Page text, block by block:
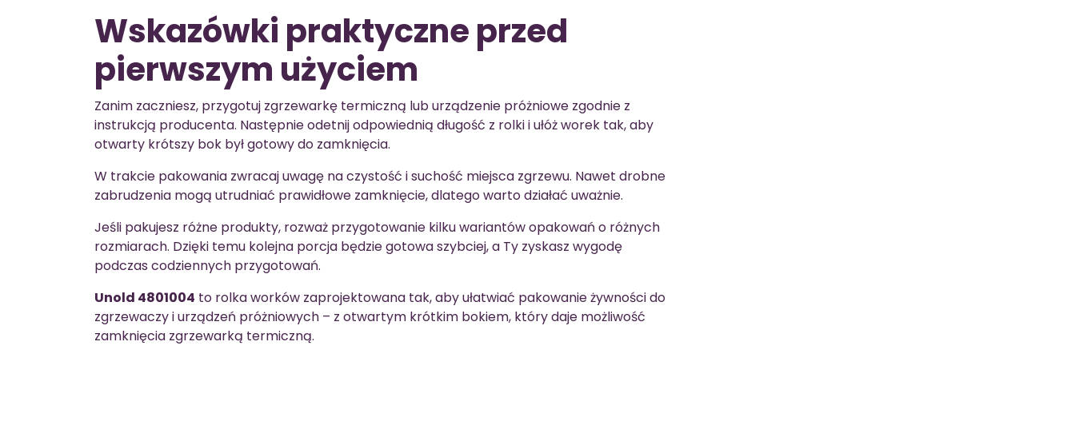
Wskazówki praktyczne przed
pierwszym użyciem
Zanim zaczniesz, przygotuj zgrzewarkę termiczną lub urządzenie próżniowe zgodnie z
instrukcją producenta. Następnie odetnij odpowiednią długość z rolki i ułóż worek tak, aby
otwarty krótszy bok był gotowy do zamknięcia.
W trakcie pakowania zwracaj uwagę na czystość i suchość miejsca zgrzewu. Nawet drobne
zabrudzenia mogą utrudniać prawidłowe zamknięcie, dlatego warto działać uważnie.
Jeśli pakujesz różne produkty, rozważ przygotowanie kilku wariantów opakowań o różnych
rozmiarach. Dzięki temu kolejna porcja będzie gotowa szybciej, a Ty zyskasz wygodę
podczas codziennych przygotowań.
Unold 4801004 to rolka worków zaprojektowana tak, aby ułatwiać pakowanie żywności do
zgrzewaczy i urządzeń próżniowych – z otwartym krótkim bokiem, który daje możliwość
zamknięcia zgrzewarką termiczną.